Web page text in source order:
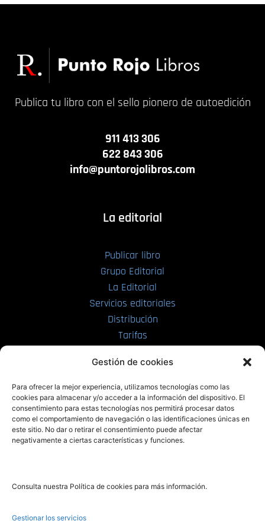
Gestión de cookies
Para ofrecer la mejor experiencia, utilizamos tecnologías como las
cookies para almacenar y/o acceder a la información del dispositivo. El
consentimiento para estas tecnologías nos permitirá procesar datos
como el comportamiento de navegación o las identificaciones únicas en
este sitio. No dar o retirar el consentimiento puede afectar
negativamente a ciertas características y funciones.
Consulta nuestra Política de cookies para más información.
Gestionar los servicios
Publica tu libro con el sello pionero de autoedición
911 413 306
622 843 306
info@puntorojolibros.com
La editorial
Publicar libro
Grupo Editorial
La Editorial
Servicios editoriales
Distribución
Tarifas
PRL | Films
PRL | Play
PRL | LAB
Noticias